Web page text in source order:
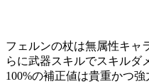
フェルンの杖は無属性キャ
らに武器スキルでスキルダ
100%の補正値は貴重かつ